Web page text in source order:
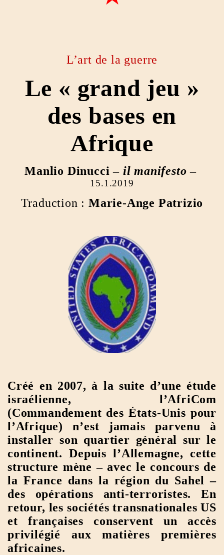
L’art de la guerre
Le « grand jeu »
des bases en
Afrique
Manlio Dinucci – il manifesto –
15.1.2019
Traduction :Marie-Ange Patrizio
Créé en 2007, à la suite d’une étude
israélienne, l’AfriCom
(Commandement des États-Unis pour
l’Afrique) n’est jamais parvenu à
installer son quartier général sur le
continent. Depuis l’Allemagne, cette
structure mène – avec le concours de
la France dans la région du Sahel –
des opérations anti-terroristes. En
retour, les sociétés transnationales US
et françaises conservent un accès
privilégié aux matières premières
africaines.